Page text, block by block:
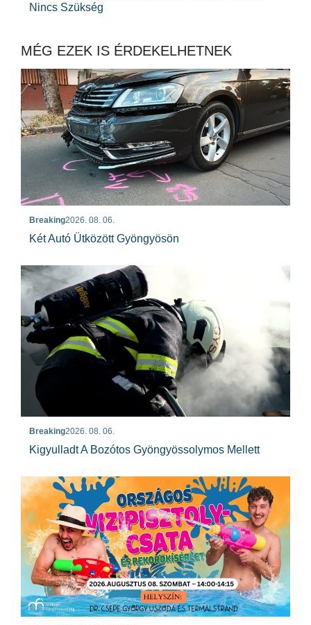
Nincs Szükség
MÉG EZEK IS ÉRDEKELHETNEK
Breaking2026. 08. 06.
Két Autó Ütközött Gyöngyösön
Breaking2026. 08. 06.
Kigyulladt A Bozótos Gyöngyössolymos Mellett